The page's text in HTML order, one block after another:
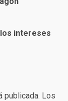
intereses
publicada. Los